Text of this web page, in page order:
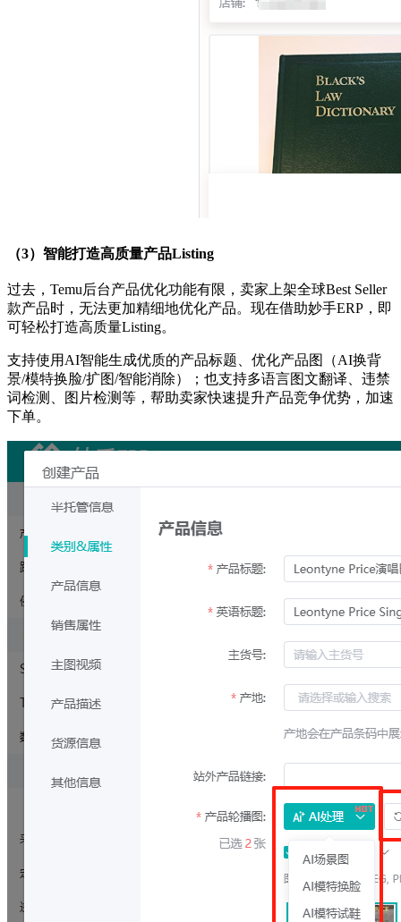
（3）智能打造高质量产品Listing
过去，Temu后台产品优化功能有限，卖家上架全球Best Seller
款产品时，无法更加精细地优化产品。现在借助妙手ERP，即
可轻松打造高质量Listing。
支持使用AI智能生成优质的产品标题、优化产品图（AI换背
景/模特换脸/扩图/智能消除）；也支持多语言图文翻译、违禁
词检测、图片检测等，帮助卖家快速提升产品竞争优势，加速
下单。